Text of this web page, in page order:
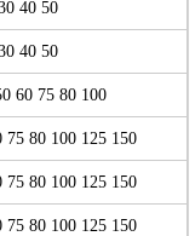
40 50
40 50
60 75 80 100
75 80 100 125 150
75 80 100 125 150
75 80 100 125 150